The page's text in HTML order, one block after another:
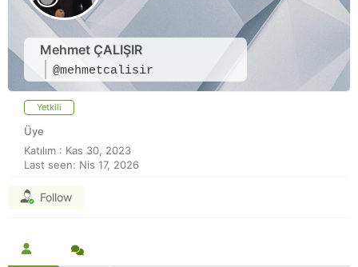
Mehmet ÇALIŞIR
@mehmetcalisir
Yetkili
Üye
Katılım : Kas 30, 2023
Last seen: Nis 17, 2026
Follow